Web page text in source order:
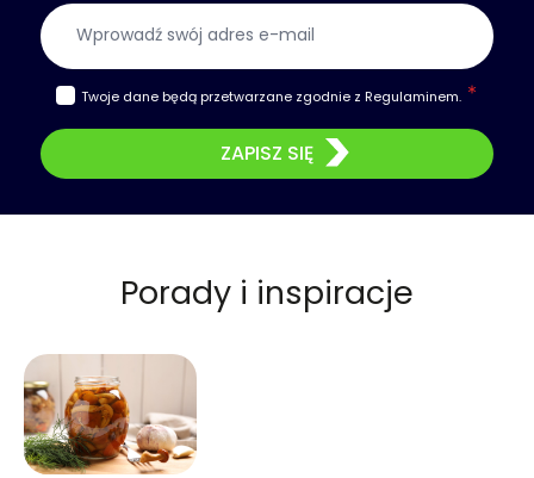
Twoje dane będą przetwarzane zgodnie z Regulaminem.
ZAPISZ SIĘ
Porady i inspiracje